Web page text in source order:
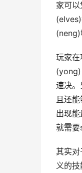
家可
(neng)
玩家
(yong)
速决。
且还
出现
就需要
其实
义的